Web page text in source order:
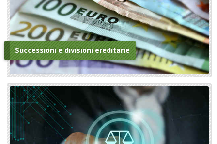
Successioni e divisioni ereditarie